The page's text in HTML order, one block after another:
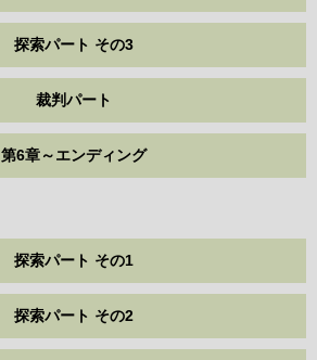
探索パート その3
裁判パート
第6章～エンディング
探索パート その1
探索パート その2